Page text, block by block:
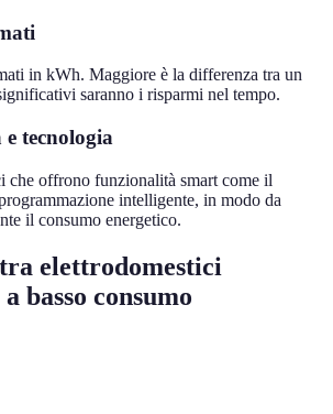
in kWh. Maggiore è la differenza tra un
saranno i risparmi nel tempo.
tecnologia
che offrono funzionalità smart come il
intelligente, in modo da
il consumo energetico.
elettrodomestici
basso consumo